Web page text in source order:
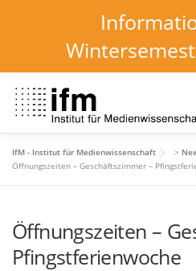
content
HOME NEWS
INSTITUT FORSCHUNG
IfM - Institut für Medienwissenschaft >
Öffnungszeiten – Geschäftszimmer –
Öffnungszeiten –
Pfingstferienwoche